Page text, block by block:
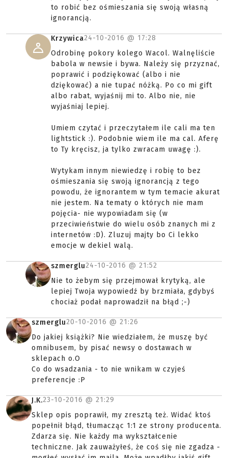
to robić bez ośmieszania się swoją własną
ignorancją.
Krzywica24-10-2016 @ 17:28
Odrobinę pokory kolego Wacol. Walnęliście
babola w newsie i bywa. Należy się przyznać,
poprawić i podziękować (albo i nie
dziękować) a nie tupać nóżką. Po co mi gift
albo rabat, wyjaśnij mi to. Albo nie, nie
wyjaśniaj lepiej.
Umiem czytać i przeczytałem ile cali ma ten
lightstick :). Podobnie wiem ile ma cal. Aferę
to Ty kręcisz, ja tylko zwracam uwagę :).
Wytykam innym niewiedzę i robię to bez
ośmieszania się swoją ignorancją z tego
powodu, że ignorantem w tym temacie akurat
nie jestem. Na tematy o których nie mam
pojęcia- nie wypowiadam się (w
przeciwieństwie do wielu osób znanych mi z
internetów :D). Zluzuj majty bo Ci lekko
emocje w dekiel walą.
szmerglu24-10-2016 @ 21:52
Nie to żebym się przejmował krytyką, ale
lepiej Twoja wypowiedź by brzmiała, gdybyś
chociaż podał naprowadził na błąd ;-)
szmerglu20-10-2016 @ 21:26
Do jakiej książki? Nie wiedziałem, że muszę być
omnibusem, by pisać newsy o dostawach w
sklepach o.O
Co do wsadzania - to nie wnikam w czyjeś
preferencje :P
J.K.23-10-2016 @ 21:29
Sklep opis poprawił, my zresztą też. Widać ktoś
popełnił błąd, tłumacząc 1:1 ze strony producenta.
Zdarza się. Nie każdy ma wykształcenie
techniczne. Jak zauważyłeś, że coś się nie zgadza -